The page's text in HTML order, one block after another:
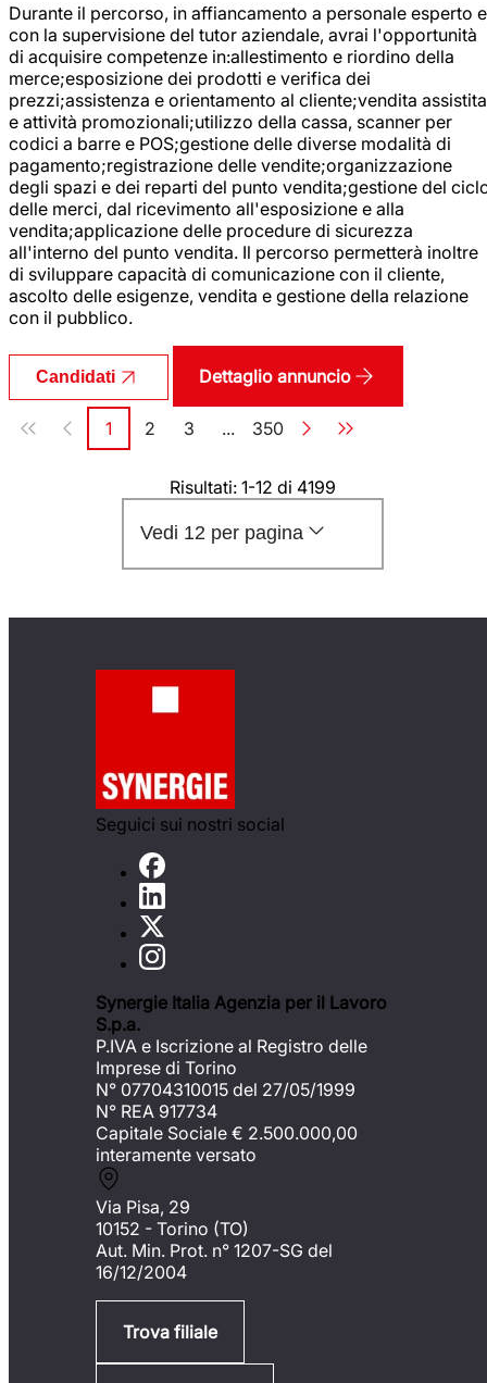
Durante il percorso, in affiancamento a personale esperto e
con la supervisione del tutor aziendale, avrai l'opportunità
di acquisire competenze in:allestimento e riordino della
merce;esposizione dei prodotti e verifica dei
prezzi;assistenza e orientamento al cliente;vendita assistita
e attività promozionali;utilizzo della cassa, scanner per
codici a barre e POS;gestione delle diverse modalità di
pagamento;registrazione delle vendite;organizzazione
degli spazi e dei reparti del punto vendita;gestione del
delle merci, dal ricevimento all'esposizione e alla
vendita;applicazione delle procedure di sicurezza
all'interno del punto vendita. Il percorso permetterà inoltre
di sviluppare capacità di comunicazione con il cliente,
ascolto delle esigenze, vendita e gestione della relazione
con il pubblico.
Candidati Dettaglio annuncio
Paginazione
Pagina
1 Pagina
2 Pagina
3 ... Pagina
350
Risultati: 1-12 di 4199
Vedi 12 per pagina
Seguici sui nostri social
Synergie Italia Agenzia per il Lavoro
S.p.a.
P.IVA e Iscrizione al Registro delle
Imprese di Torino
N° 07704310015 del 27/05/1999
N° REA 917734
Capitale Sociale € 2.500.000,00
interamente versato
Via Pisa, 29
10152 - Torino (TO)
Aut. Min. Prot. n° 1207-SG del
16/12/2004
Trova filiale